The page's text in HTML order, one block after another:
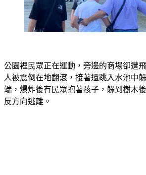
公園裡民眾正在運動，旁邊的商場卻遭
人被震倒在地翻滾，接著還跳入水池中
端，爆炸後有民眾抱著孩子，躲到樹木